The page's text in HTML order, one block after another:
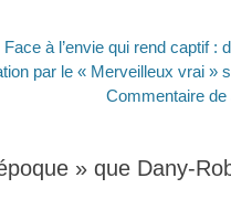
Face à l’envie qui rend captif :
par le « Merveilleux vrai »
Commentaire
» que Dany-